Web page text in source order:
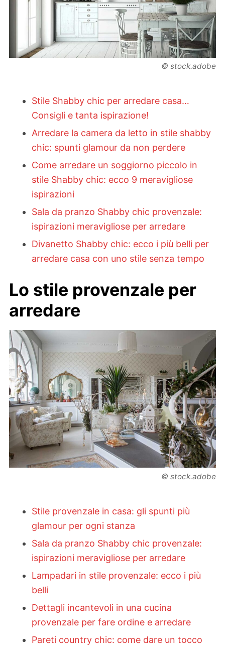
© stock.adobe
Stile Shabby chic per arredare casa…
Consigli e tanta ispirazione!
Arredare la camera da letto in stile shabby
chic: spunti glamour da non perdere
Come arredare un soggiorno piccolo in
stile Shabby chic: ecco 9 meravigliose
ispirazioni
Sala da pranzo Shabby chic provenzale:
ispirazioni meravigliose per arredare
Divanetto Shabby chic: ecco i più belli per
arredare casa con uno stile senza tempo
Lo stile provenzale per
arredare
© stock.adobe
Stile provenzale in casa: gli spunti più
glamour per ogni stanza
Sala da pranzo Shabby chic provenzale:
ispirazioni meravigliose per arredare
Lampadari in stile provenzale: ecco i più
belli
Dettagli incantevoli in una cucina
provenzale per fare ordine e arredare
Pareti country chic: come dare un tocco